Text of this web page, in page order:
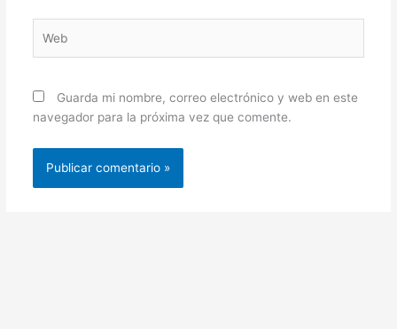
Guarda mi nombre, correo electrónico y web en este
navegador para la próxima vez que comente.